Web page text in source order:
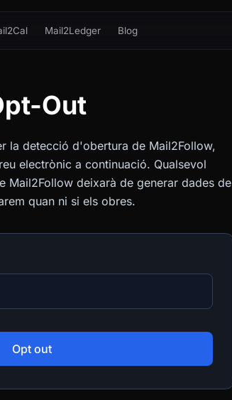
Mail2Ledger Blog
Out
la detecció d'obertura de Mail2Follow,
electrònic a continuació. Qualsevol
Mail2Follow deixarà de generar dades de
quan ni si els obres.
Opt out